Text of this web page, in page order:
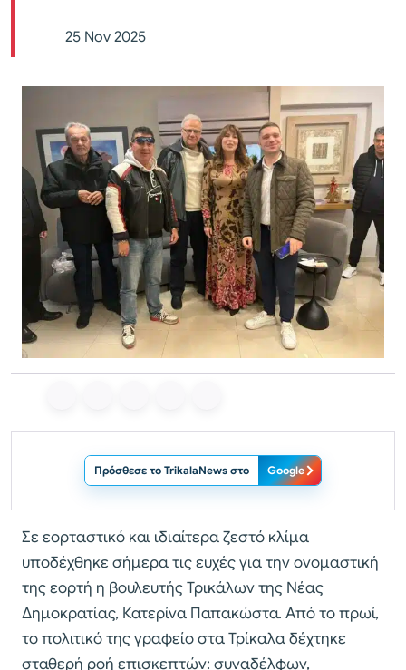
25 Nov 2025
Πρόσθεσε το TrikalaNews στο Google
Σε εορταστικό και ιδιαίτερα ζεστό κλίμα
υποδέχθηκε σήμερα τις ευχές για την ονομαστική
της εορτή η βουλευτής Τρικάλων της Νέας
Δημοκρατίας, Κατερίνα Παπακώστα. Από το πρωί,
το πολιτικό της γραφείο στα Τρίκαλα δέχτηκε
σταθερή ροή επισκεπτών: συναδέλφων,